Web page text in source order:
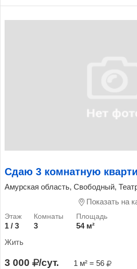
Сдаю 3 комнатную
Амурская область, Свободный,
Показать на
1 / 3 3
54 м²
Жить
3 000 /сут. 1 м² = 56